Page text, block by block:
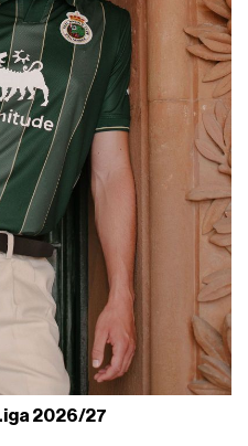
2026/27